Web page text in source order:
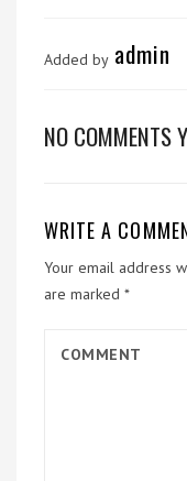
Added by admin
NO COMMENTS
WRITE A
Your email address
are marked *